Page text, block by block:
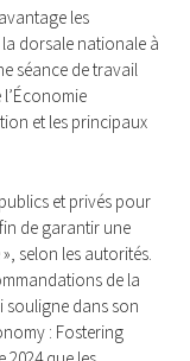
les
dorsale nationale à
séance de travail
et les principaux
et privés pour
de garantir une
selon les autorités.
de la
dans son
: Fostering